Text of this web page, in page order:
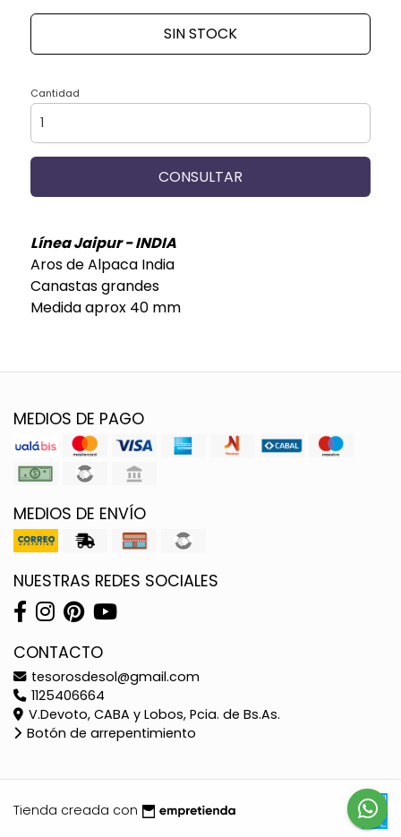
SIN STOCK
Cantidad
CONSULTAR
Línea Jaipur - INDIA
Aros de Alpaca India
Canastas grandes
Medida aprox 40 mm
MEDIOS DE PAGO
MEDIOS DE ENVÍO
NUESTRAS REDES SOCIALES
CONTACTO
tesorosdesol@gmail.com
1125406664
V.Devoto, CABA y Lobos, Pcia. de Bs.As.
Botón de arrepentimiento
Tienda creada con